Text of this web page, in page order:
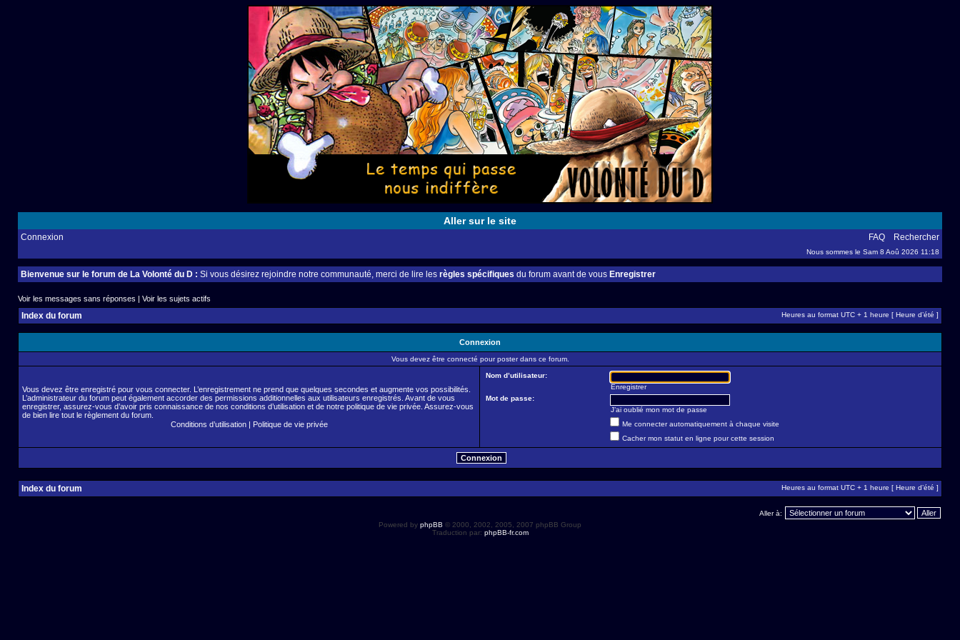
Aller sur le site
Connexion FAQ Rechercher
Nous sommes le Sam 8 Aoû 2026 11:18
Bienvenue sur le forum de La Volonté du D : Si vous désirez rejoindre notre communauté, merci de lire les règles spécifiques du forum avant de vous Enregistrer
Voir les messages sans réponses | Voir les sujets actifs
Index du forum Heures au format UTC + 1 heure [ Heure d’été ]
Connexion
Vous devez être connecté pour poster dans ce forum.
Vous devez être enregistré pour vous connecter. L’enregistrement ne prend que quelques secondes et augmente vos possibilités.
L’administrateur du forum peut également accorder des permissions additionnelles aux utilisateurs enregistrés. Avant de vous
enregistrer, assurez-vous d’avoir pris connaissance de nos conditions d’utilisation et de notre politique de vie privée. Assurez-vous
de bien lire tout le règlement du forum.
Conditions d’utilisation| Politique de vie privée
Nom d’utilisateur:
Enregistrer
Mot de passe:
J’ai oublié mon mot de passe
Me connecter automatiquement à chaque visite
Cacher mon statut en ligne pour cette session
Index du forum Heures au format UTC + 1 heure [ Heure d’été ]
Aller à:
Powered by phpBB © 2000, 2002, 2005, 2007 phpBB Group
Traduction par: phpBB-fr.com